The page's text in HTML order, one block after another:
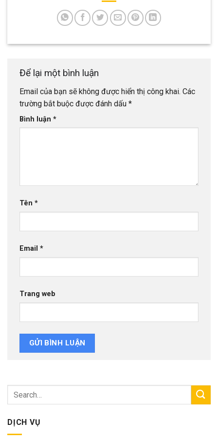
Để lại một bình luận
Email của bạn sẽ không được hiển thị công khai. Các
trường bắt buộc được đánh dấu *
Bình luận *
Tên *
Email *
Trang web
DỊCH VỤ